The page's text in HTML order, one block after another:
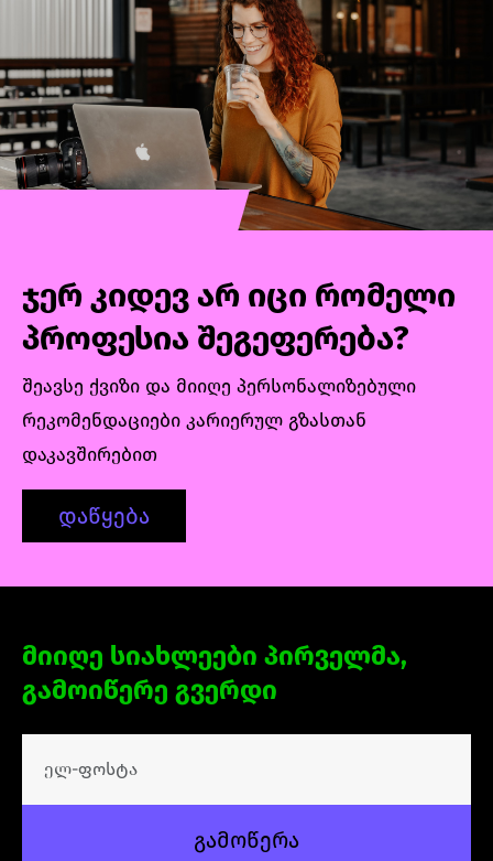
კონცეფციების ღრმად შესწავლაზე. დიდი
დრო დაეთმობა TypeScript-ის და RxJS-ის
სიღრმისეულ გარჩევას და ჩვენებას თუ
რატომ არის ღირებული ტიპიზაცია (TS) და
რეაქტიული პარადიგმა (RxJS)
ჯერ კიდევ არ იცი რომელი
პროფესია შეგეფერება?
შეავსე ქვიზი და მიიღე პერსონალიზებული
რეკომენდაციები კარიერულ გზასთან
დაკავშირებით
დაწყება
მიიღე სიახლეები პირველმა,
გამოიწერე გვერდი
გამოწერა